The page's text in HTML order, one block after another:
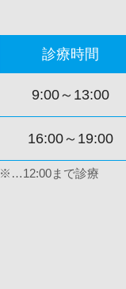
※…12:00まで診療
診療時間
9:00～13:00
16:00～19:00